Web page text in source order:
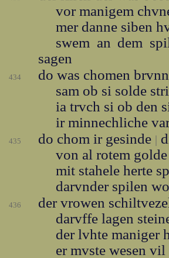
vor manigem
mer danne siben
swem an dem
sagen
434
do was chomen
sam ob si solde
ia trvch si ob den
ir minnechliche
435 do chom ir gesinde |
von al rotem
mit stahele herte
darvnder spilen
436
der vrowen
darvffe lagen
der lvhte maniger
er mvste wesen